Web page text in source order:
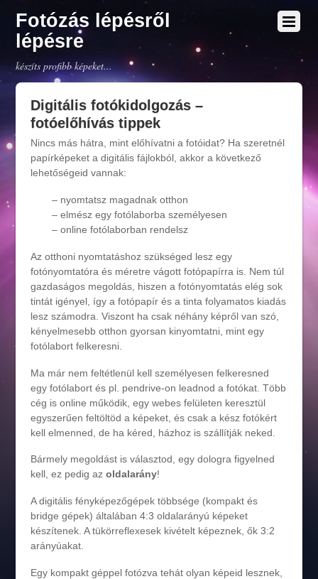
Fotózás lépésről
lépésre
készíts profibb képeket...
Digitális fotókidolgozás –
fotóelőhívás tippek
Nincs más hátra, mint előhívatni a fotóidat? Ha szeretnél
papírképeket a digitális fájlokból, akkor a következő
lehetőségeid vannak:
– nyomtatsz magadnak otthon
– elmész egy fotólaborba személyesen
– online fotólaborban rendelsz
Az otthoni nyomtatáshoz szükséged lesz egy
fotónyomtatóra és méretre vágott fotópapírra is. Nem túl
gazdaságos megoldás, hiszen a fotónyomtatás elég sok
tintát igényel, így a fotópapír és a tinta folyamatos kiadás
lesz számodra. Viszont ha csak néhány képről van szó,
kényelmesebb otthon gyorsan kinyomtatni, mint egy
fotólabort felkeresni.
Ma már nem feltétlenül kell személyesen felkeresned
egy fotólabort és pl. pendrive-on leadnod a fotókat. Több
cég is online működik, egy webes felületen keresztül
egyszerűen feltöltöd a képeket, és csak a kész fotókért
kell elmenned, de ha kéred, házhoz is szállítják neked.
Bármely megoldást is választod, egy dologra figyelned
kell, ez pedig az oldalarány!
A digitális fényképezőgépek többsége (kompakt és
bridge gépek) általában 4:3 oldalarányú képeket
készítenek. A tükörreflexesek kivételt képeznek, ők 3:2
arányúakat.
Egy kompakt géppel fotózva tehát olyan képeid lesznek,